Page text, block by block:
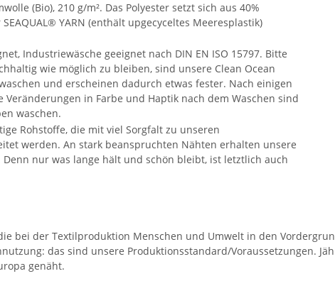
(Bio), 210 g/m². Das Polyester setzt sich aus 40%
YARN (enthält upgecyceltes Meeresplastik)
Industriewäsche geeignet nach DIN EN ISO 15797. Bitte
wie möglich zu bleiben, sind unsere Clean Ocean
und erscheinen dadurch etwas fester. Nach einigen
in Farbe und Haptik nach dem Waschen sind
waschen.
Rohstoffe, die mit viel Sorgfalt zu unseren
werden. An stark beanspruchten Nähten erhalten unsere
nur was lange hält und schön bleibt, ist letztlich auch
bei der Textilproduktion Menschen und Umwelt in den
das sind unsere Produktionsstandard/Voraussetzungen.
genäht.